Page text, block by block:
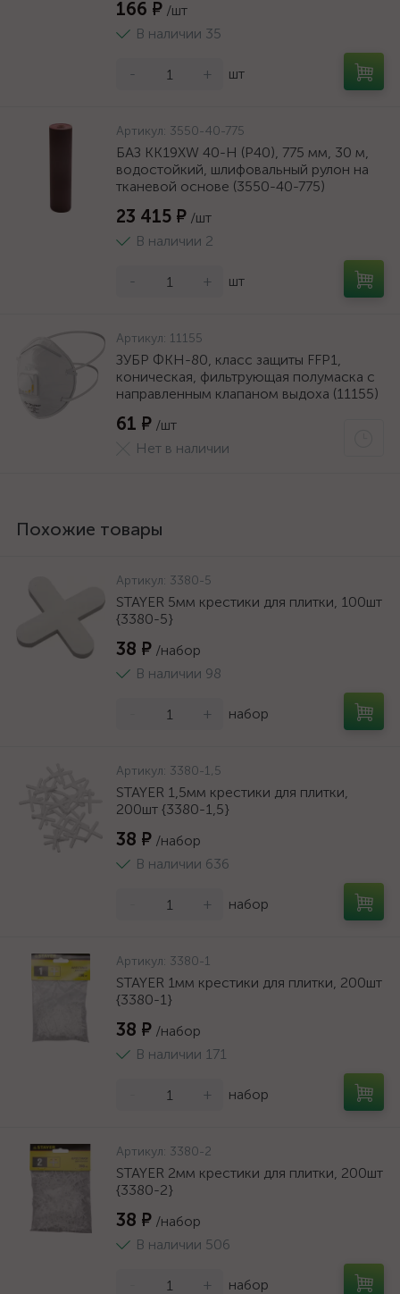
166 ₽ /шт
В наличии 35
- + шт
Артикул: 3550-40-775
БАЗ KK19XW 40-H (Р40), 775 мм, 30 м,
водостойкий, шлифовальный рулон на
тканевой основе (3550-40-775)
23 415 ₽ /шт
В наличии 2
- + шт
Артикул: 11155
ЗУБР ФКН-80, класс защиты FFP1,
коническая, фильтрующая полумаска с
направленным клапаном выдоха (11155)
61 ₽ /шт
Нет в наличии
Похожие товары
Артикул: 3380-5
STAYER 5мм крестики для плитки, 100шт
{3380-5}
38 ₽ /набор
В наличии 98
+ набор
Артикул: 3380-1,5
STAYER 1,5мм крестики для плитки,
200шт {3380-1,5}
38 ₽ /набор
В наличии 636
+ набор
Артикул: 3380-1
STAYER 1мм крестики для плитки, 200шт
{3380-1}
38 ₽ /набор
В наличии 171
+ набор
Артикул: 3380-2
STAYER 2мм крестики для плитки, 200шт
{3380-2}
38 ₽ /набор
В наличии 506
+ набор